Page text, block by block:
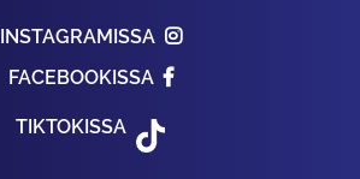
INSTAGRAMISSA
FACEBOOKISSA
TIKTOKISSA